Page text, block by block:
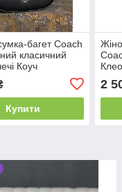
багет Coach
класичний
Коуч
Купити
2